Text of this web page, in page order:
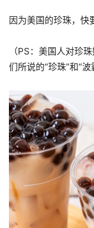
因为美国的珍珠，
（PS：美国人对珍
们所说的“珍珠”和“波